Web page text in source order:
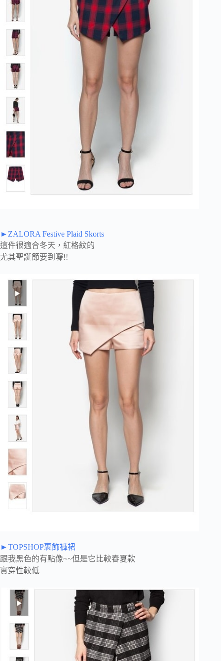
►ZALORA Festive Plaid Skorts
這件很適合冬天，紅格紋的
尤其聖誕節要到囉!!
►TOPSHOP裹飾褲裙
跟我黑色的有點像~~但是它比較春夏款
實穿性較低